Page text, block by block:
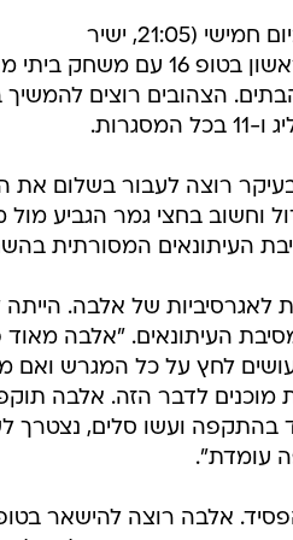
מכבי תל אביב תנעל ביום חמישי (21:05, ישיר
באתר) את הסיבוב הראשון
הצהובים רוצים
רוצה לעבור בשלום את
וחשוב בחצי גמר הגביע מול
העיתונאים המסורתית
לאגרסיביות של אלבה.
העיתונאים. "אלבה מאוד
לחץ על כל המגרש ואם
מוכנים לדבר הזה. אלבה
בהתקפה ועשו סלים, נצטרך
עומדת".